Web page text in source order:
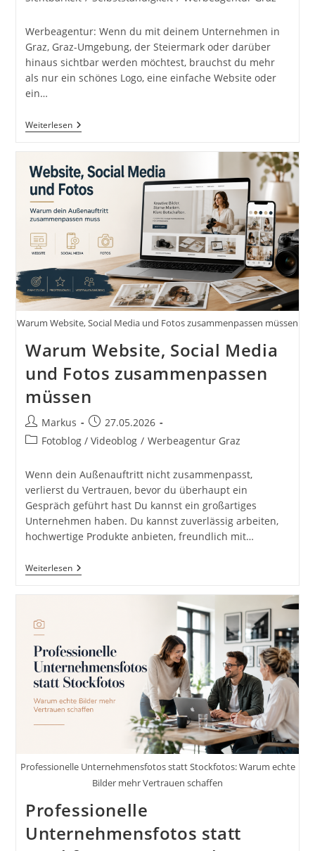
Werbeagentur: Wenn du mit deinem Unternehmen in
Graz, Graz-Umgebung, der Steiermark oder darüber
hinaus sichtbar werden möchtest, brauchst du mehr
als nur ein schönes Logo, eine einfache Website oder
ein…
WeiterlesenWerbeagentur
Graz
Content
Creator
Markus
Findet
Erstellt
Visuelle
Lösungen
Für
Dein
Unternehmen
Warum Website, Social Media und Fotos zusammenpassen müssen
Warum Website, Social Media
und Fotos zusammenpassen
müssen
Beitrags-
Autor:
Markus
Beitrag
veröffentlicht:
27.05.2026
Beitrags-
Fotoblog / Videoblog / Werbeagentur Graz
Wenn dein Außenauftritt nicht zusammenpasst,
verlierst du Vertrauen, bevor du überhaupt ein
Gespräch geführt hast Du kannst ein großartiges
Unternehmen haben. Du kannst zuverlässig arbeiten,
hochwertige Produkte anbieten, freundlich mit…
WeiterlesenWarum
Website,
Müssen
Professionelle Unternehmensfotos statt Stockfotos: Warum echte
Bilder mehr Vertrauen schaffen
Professionelle
Unternehmensfotos statt